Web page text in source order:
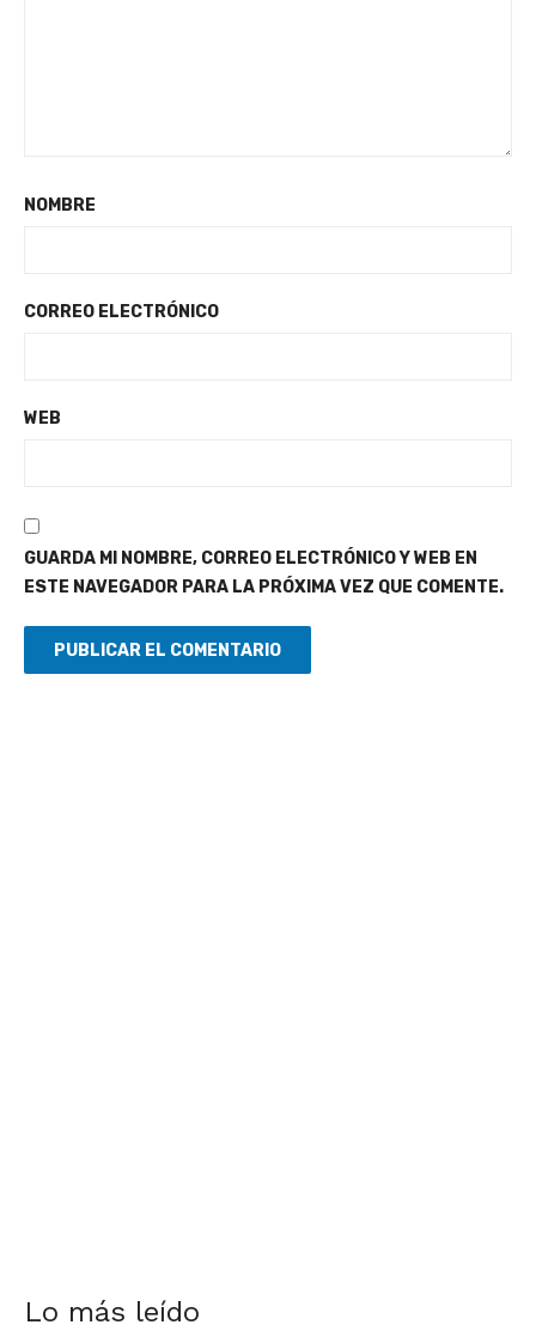
NOMBRE
CORREO ELECTRÓNICO
WEB
GUARDA MI NOMBRE, CORREO ELECTRÓNICO Y WEB EN
ESTE NAVEGADOR PARA LA PRÓXIMA VEZ QUE COMENTE.
Lo más leído